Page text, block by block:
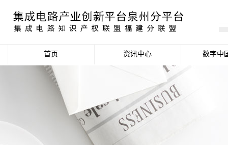
首页 资讯中心
政策信息
活动公告
数字中